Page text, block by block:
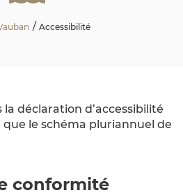
Accessibilité
la déclaration d’accessibilité
le schéma pluriannuel de
conformité